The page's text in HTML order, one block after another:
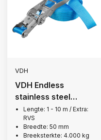
VDH
VDH Endless
stainless steel
lashing strap, 4,000
kg
Lengte: 1 - 10 m / Extra:
RVS
Breedte: 50 mm
Breeksterkte: 4.000 kg